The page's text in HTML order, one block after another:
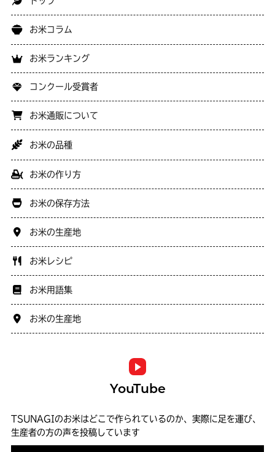
お米コラム
お米ランキング
コンクール受賞者
お米通販について
お米の品種
お米の作り方
お米の保存方法
お米の生産地
お米レシピ
お米用語集
お米の生産地
YouTube
TSUNAGIのお米はどこで作られているのか、実際に足を運び、
生産者の方の声を投稿しています